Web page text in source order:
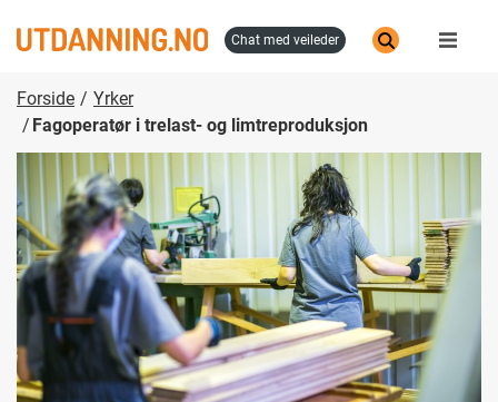
til
chat med veileder
Forside
Yrker
Fagoperatør i trelast- og limtreproduksjon